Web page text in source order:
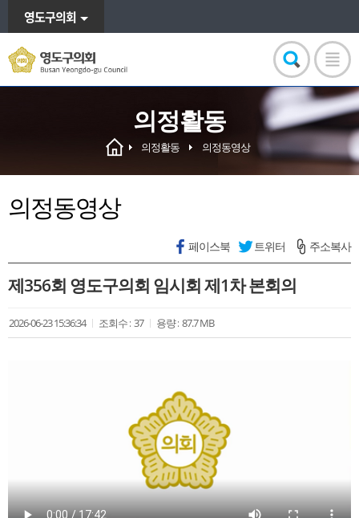
영도구의회
의정활동
의정활동 의정동영상
의정동영상
페이스북 트위터 주소복사
제356회 영도구의회 임시회 제1차 본회의
2026-06-23 15:36:34 조회수 : 37 용량 : 87.7 MB